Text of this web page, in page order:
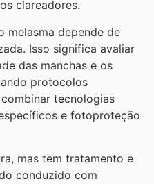
clareadores.
melasma depende de
Isso significa avaliar
das manchas e os
protocolos
tecnologias
e fotoproteção
mas tem tratamento e
conduzido com